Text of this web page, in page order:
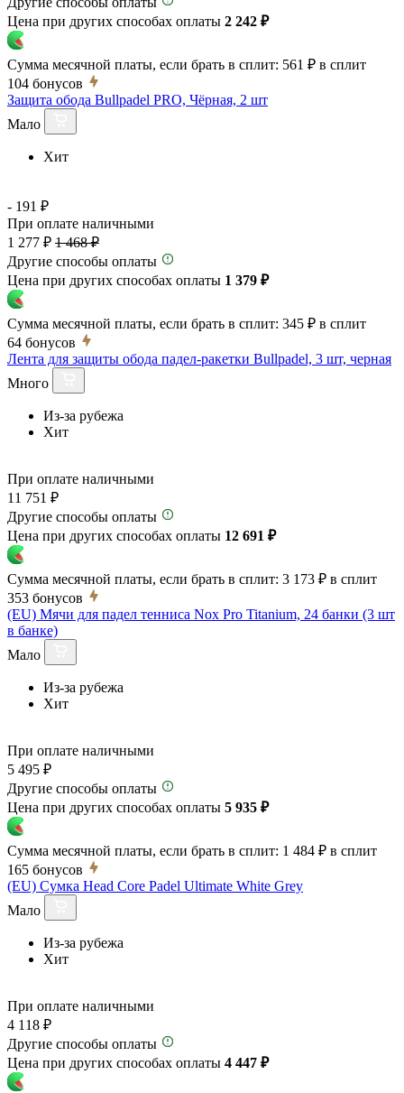
Цена при других способах оплаты 2 242 ₽
Сумма месячной платы, если брать в сплит: 561 ₽ в сплит
104 бонусов
Защита обода Bullpadel PRO, Чёрная, 2 шт
Мало
Хит
- 191 ₽
При оплате наличными
1 277 ₽ 1 468 ₽
Другие способы оплаты
Цена при других способах оплаты 1 379 ₽
Сумма месячной платы, если брать в сплит: 345 ₽ в сплит
64 бонусов
Лента для защиты обода падел-ракетки Bullpadel, 3 шт, черная
Много
Из-за рубежа
Хит
При оплате наличными
11 751 ₽
Другие способы оплаты
Цена при других способах оплаты 12 691 ₽
Сумма месячной платы, если брать в сплит: 3 173 ₽ в сплит
353 бонусов
(EU) Мячи для падел тенниса Nox Pro Titanium, 24 банки (3 шт
в банке)
Мало
Из-за рубежа
Хит
При оплате наличными
5 495 ₽
Другие способы оплаты
Цена при других способах оплаты 5 935 ₽
Сумма месячной платы, если брать в сплит: 1 484 ₽ в сплит
165 бонусов
(EU) Сумка Head Core Padel Ultimate White Grey
Мало
Из-за рубежа
Хит
При оплате наличными
4 118 ₽
Другие способы оплаты
Цена при других способах оплаты 4 447 ₽